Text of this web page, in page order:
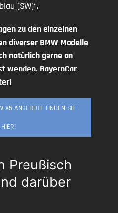
(SW)“.
zu den einzelnen
diverser BMW Modelle
natürlich gerne an
wenden. BayernCar
X5 ANGEBOTE FINDEN SIE
HIER!
Preußisch
darüber